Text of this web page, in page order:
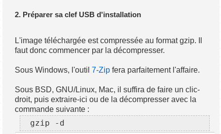
2. Préparer sa clef USB d'installation
L'image téléchargée est compressée au format gzip. Il
faut donc commencer par la décompresser.
Sous Windows, l'outil7-Zip fera parfaitement l'affaire.
Sous BSD, GNU/Linux, Mac, il suffira de faire un clic-
droit, puis extraire-ici ou de la décompresser avec la
commande suivante :
gzip -d